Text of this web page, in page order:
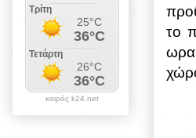
το
καιρός k24.net